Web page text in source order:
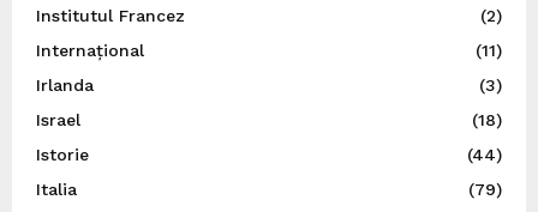
Institutul Francez
(2)
Internațional
(11)
Irlanda
(3)
Israel
(18)
Istorie
(44)
Italia
(79)